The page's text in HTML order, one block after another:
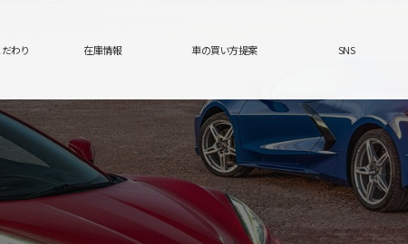
だわり 在庫情報 車の買い方提案 SNS